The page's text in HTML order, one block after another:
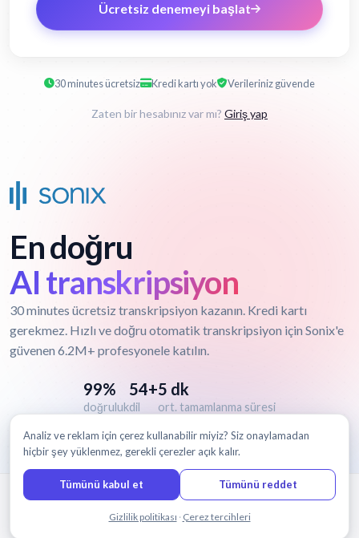
En doğru
AI transkripsiyon
30 minutes ücretsiz transkripsiyon kazanın. Kredi kartı
gerekmez. Hızlı ve doğru otomatik transkripsiyon için Sonix'e
güvenen 6.2M+ profesyonele katılın.
99%
doğruluk
54+
dil
5 dk
ort. tamamlanma süresi
Ücretsiz denemeyi başlat
30 minutes ücretsiz Kredi kartı yok Verileriniz güvende
Zaten bir hesabınız var mı? Giriş yap
© 2026 Sonix, Inc.
ÖzelliklerFiyatlandırmaŞartlarGizlilik
Bizimle sohbet edin
Analiz ve reklam için çerez kullanabilir miyiz? Siz onaylamadan
hiçbir şey yüklenmez, gerekli çerezler açık kalır.
Tümünü kabul et Tümünü reddet
Gizlilik politikası · Çerez tercihleri